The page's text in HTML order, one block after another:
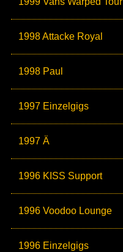
1998 Attacke Royal
1998 Paul
1997 Einzelgigs
1997 Ä
1996 KISS Support
1996 Voodoo Lounge
1996 Einzelgigs